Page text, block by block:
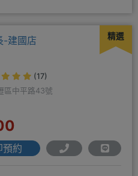
精選
-建國店
(17)
區中平路43號
預約